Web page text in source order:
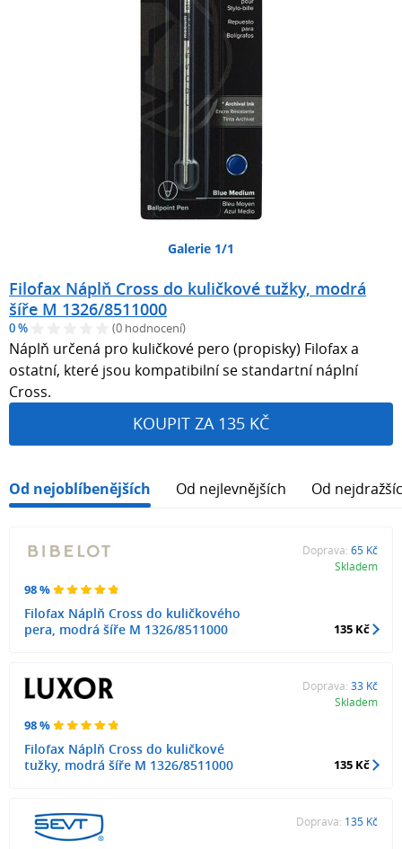
Galerie 1/1
Filofax Náplň Cross do kuličkové tužky, modrá
šíře M 1326/8511000
0 % (0 hodnocení)
Náplň určená pro kuličkové pero (propisky) Filofax a
ostatní, které jsou kompatibilní se standartní náplní
Cross.
KOUPIT ZA 135 KČ
Od nejoblíbenějších Od nejlevnějších Od
98 %
Filofax Náplň Cross do kuličkového
pera, modrá šíře M 1326/8511000
Doprava: 65 Kč
Skladem
135 Kč
98 %
Filofax Náplň Cross do kuličkové
tužky, modrá šíře M 1326/8511000
Doprava: 33 Kč
Skladem
135 Kč
Doprava: 135 Kč